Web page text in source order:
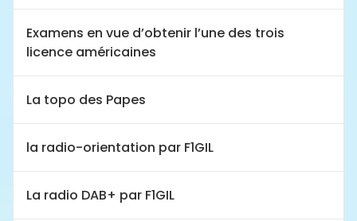
Examens en vue d’obtenir l’une des trois
licence américaines
La topo des Papes
la radio-orientation par F1GIL
La radio DAB+ par F1GIL